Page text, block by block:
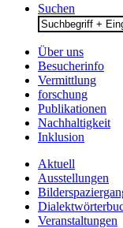
Suchen
Search
for:
Über uns
Besucherinfo
Vermittlung
forschung
Publikationen
Nachhaltigkeit
Inklusion
Aktuell
Ausstellungen
Veranstaltungen